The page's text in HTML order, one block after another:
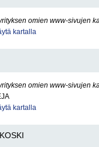
omien www-sivujen
kartalla
omien www-sivujen
kartalla